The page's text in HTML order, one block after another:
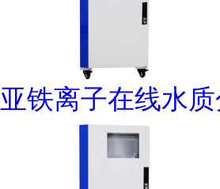
亚铁离子在线水